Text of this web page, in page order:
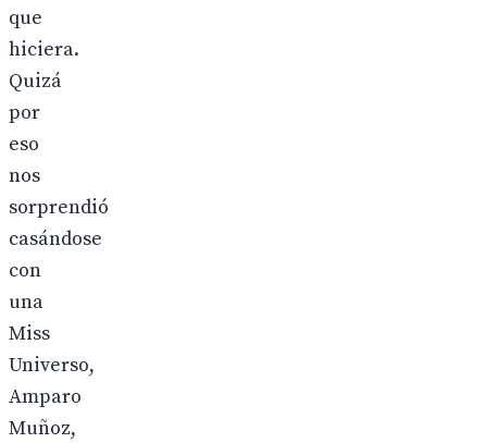
que
hiciera.
Quizá
por
eso
nos
sorprendió
casándose
con
una
Miss
Universo,
Amparo
Muñoz,